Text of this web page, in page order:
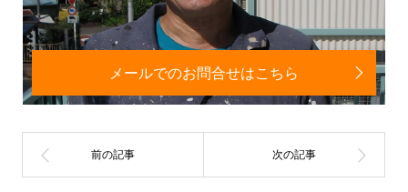
メールでのお問合せはこちら